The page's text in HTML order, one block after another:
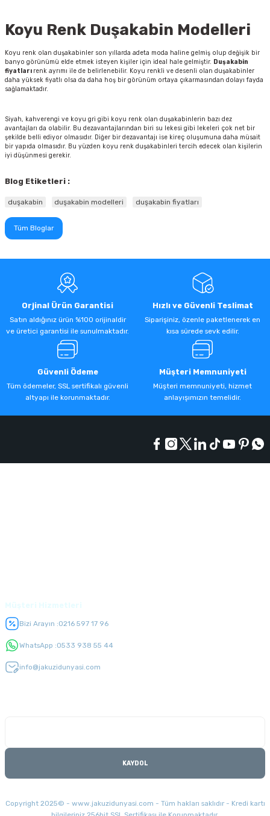
Koyu Renk Duşakabin Modelleri
Koyu renk olan duşakabinler son yıllarda adeta moda haline gelmiş olup değişik bir
banyo görünümü elde etmek isteyen kişiler için ideal hale gelmiştir. Duşakabin
fiyatları renk ayrımı ile de belirlenebilir. Koyu renkli ve desenli olan duşakabinler
daha yüksek fiyatlı olsa da daha hoş bir görünüm ortaya çıkarmasından dolayı fayda
sağlamaktadır.
Siyah, kahverengi ve koyu gri gibi koyu renk olan duşakabinlerin bazı dez
avantajları da olabilir. Bu dezavantajlarından biri su lekesi gibi lekeleri çok net bir
şekilde belli ediyor olmasıdır. Diğer bir dezavantajı ise kireç oluşumuna daha müsait
bir yapıda olmasıdır. Bu yüzden koyu renk duşakabinleri tercih edecek olan kişilerin
iyi düşünmesi gerekir.
Blog Etiketleri :
duşakabin duşakabin modelleri duşakabin fiyatları
Tüm Bloglar
Orjinal Ürün Garantisi
Satın aldığınız ürün %100 orijinaldir
ve üretici garantisi ile sunulmaktadır.
Hızlı ve Güvenli Teslimat
Siparişiniz, özenle paketlenerek en
kısa sürede sevk edilir.
Güvenli Ödeme
Tüm ödemeler, SSL sertifikalı güvenli
altyapı ile korunmaktadır.
Müşteri Memnuniyeti
Müşteri memnuniyeti, hizmet
anlayışımızın temelidir.
Bizi Arayın :0216 597 17 96
WhatsApp :0533 938 55 44
info@jakuzidunyasi.com
KAYDOL
Copyright 2025© - www.jakuzidunyasi.com - Tüm hakları saklıdır - Kredi kartı